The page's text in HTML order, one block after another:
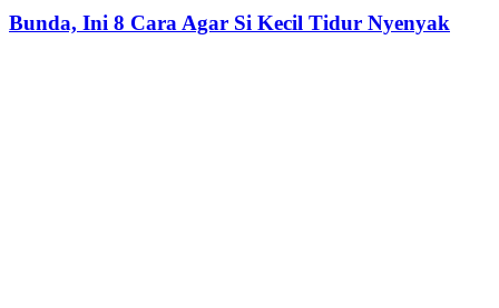
Bunda, Ini 8 Cara Agar Si Kecil Tidur Nyenyak